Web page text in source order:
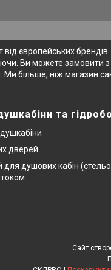
європейських
Ви можете замовити
більше, ніж магазин
та
дверей
для душових кабін
Сайт